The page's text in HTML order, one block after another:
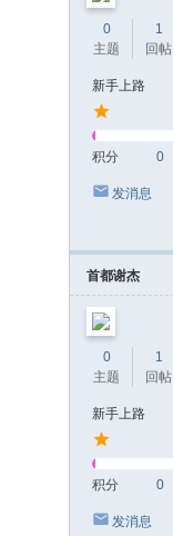
0
主题
1
回帖
新手上路
积分 0
发消息
首都谢杰
0
主题
1
回帖
新手上路
积分 0
发消息